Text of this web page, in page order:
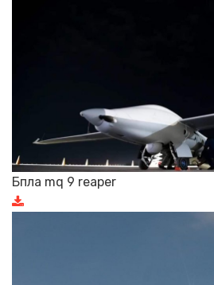
Бпла mq 9 reaper